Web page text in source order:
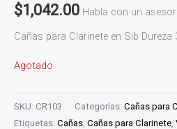
$1,042.00 Habla con un
Cañas para Clarinete en Sib
Agotado
SKU: CR103 Categorías: Cañas para
Etiquetas: Cañas Cañas para Clarinete